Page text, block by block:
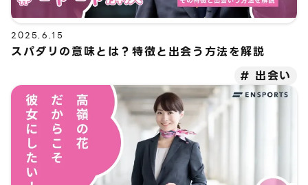
2025.6.15
スパダリの意味とは？特徴と出会う方法を解説
出会い